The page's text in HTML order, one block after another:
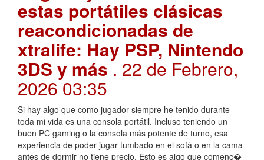
estas portátiles clásicas
reacondicionadas de
xtralife: Hay PSP, Nintendo
3DS y más. 22 de Febrero,
2026 03:35
Si hay algo que como jugador siempre he tenido durante
toda mi vida es una consola portátil. Incluso teniendo un
buen PC gaming o la consola más potente de turno, esa
experiencia de poder jugar tumbado en el sofá o en la cama
antes de dormir no tiene precio. Esto es algo que comenc�